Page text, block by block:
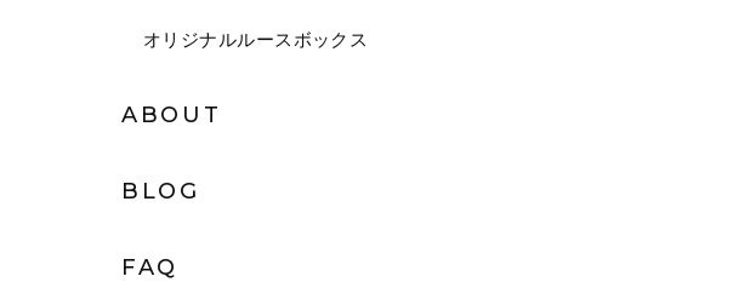
オリジナルルースボックス
ABOUT
BLOG
FAQ